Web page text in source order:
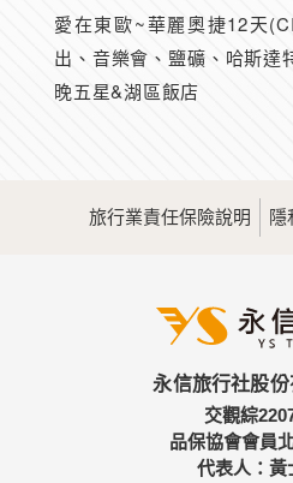
愛在東歐~華麗奧捷12天
出、音樂會、鹽礦、哈斯達
晚五星&湖區飯店
旅行業責任保險說明 隱
永信旅行社股份
交觀綜
品保協會會員
代表人：黃